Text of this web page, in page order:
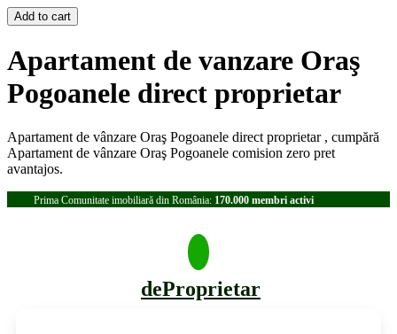
Apartament de vanzare Oraş
Pogoanele direct proprietar
Apartament de vânzare Oraş Pogoanele direct proprietar , cumpără
Apartament de vânzare Oraş Pogoanele comision zero pret
avantajos.
Prima Comunitate imobiliară din România: 170.000 membri activi
deProprietar